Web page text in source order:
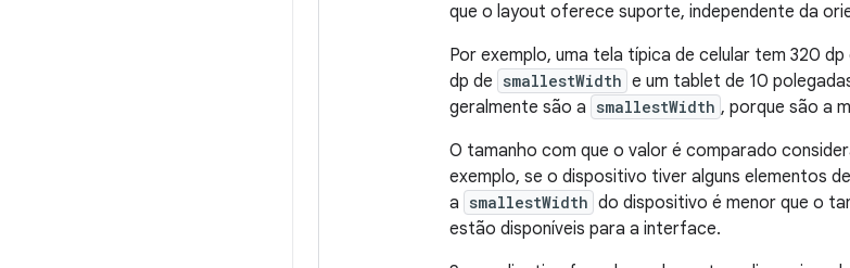
que o layout oferece suporte, independente da
Por exemplo, uma tela típica de celular tem 320 dp
dp de smallestWidth e um tablet de 10
geralmente são a smallestWidth , porque são a
O tamanho com que o valor é comparado
exemplo, se o dispositivo tiver alguns elementos
a smallestWidth do dispositivo é menor que o
estão disponíveis para a interface.